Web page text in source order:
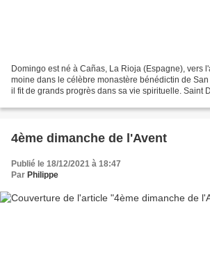
Domingo est né à Cañas, La Rioja (Espagne), vers
moine dans le célèbre monastère bénédictin de
il fit de grands progrès dans sa vie spirituelle. Saint
4ème dimanche de l'Avent
Publié le 18/12/2021 à 18:47
Par Philippe